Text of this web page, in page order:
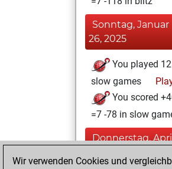
Sonntag, Januar
26, 2025
You played
slow games
You scored
=7 -78 in slow
Donnerstag,
Wir verwenden Cookies und